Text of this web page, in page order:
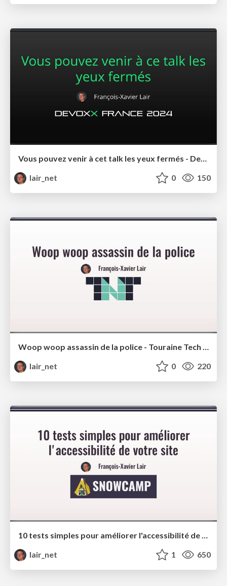
lair_net
0 150
Woop woop assassin de la police - Touraine Tech 2024
lair_net
0 220
10 tests simples pour améliorer l'accessibilité de votre site - Snowcamp
lair_net
1 650